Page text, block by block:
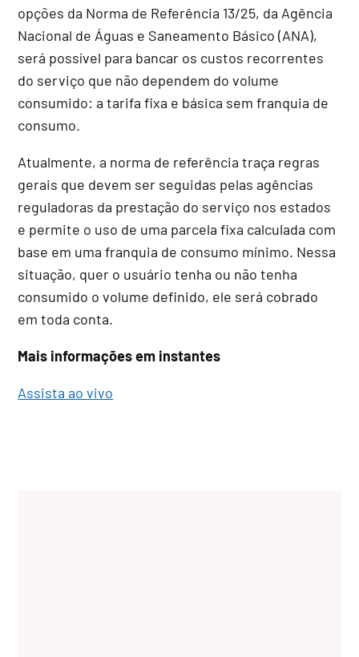
opções da Norma de Referência 13/25, da Agência
Nacional de Águas e Saneamento Básico (ANA),
será possível para bancar os custos recorrentes
do serviço que não dependem do volume
consumido: a tarifa fixa e básica sem franquia de
consumo.
Atualmente, a norma de referência traça regras
gerais que devem ser seguidas pelas agências
reguladoras da prestação do serviço nos estados
e permite o uso de uma parcela fixa calculada com
base em uma franquia de consumo mínimo. Nessa
situação, quer o usuário tenha ou não tenha
consumido o volume definido, ele será cobrado
em toda conta.
Mais informações em instantes
Assista ao vivo